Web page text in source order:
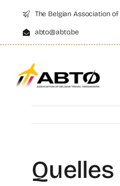
content
The Belgian Association
abto@abto.be